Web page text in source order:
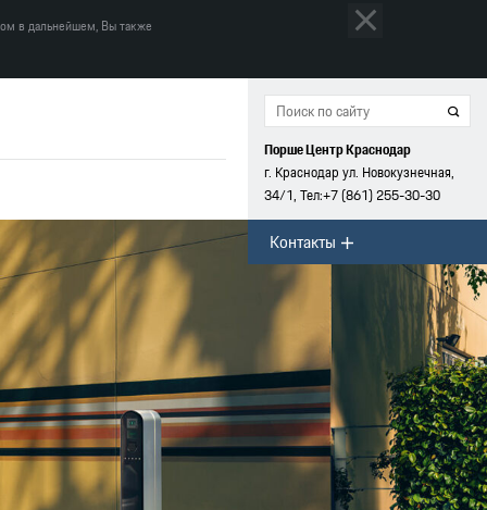
в дальнейшем, Вы также
Порше Центр Краснодар
г. Краснодар ул. Новокузнечная,
34/1, Тел:+7 (861)255-30-30
Контакты